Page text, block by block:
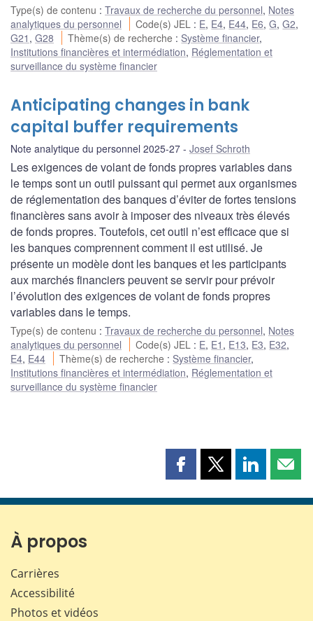
Type(s) de contenu : Travaux de recherche du personnel, Notes
analytiques du personnel
Code(s) JEL : E, E4, E44, E6,G,G2,
G21 , G28 Thème(s) de recherche : Système financier,
Institutions financières et intermédiation, Réglementation et
surveillance du système financier
Anticipating changes in bank
capital buffer requirements
Note analytique du personnel 2025-27 Josef Schroth
Les exigences de volant de fonds propres variables dans
le temps sont un outil puissant qui permet aux organismes
de réglementation des banques d’éviter de fortes tensions
financières sans avoir à imposer des niveaux très élevés
de fonds propres. Toutefois, cet outil n’est efficace que si
les banques comprennent comment il est utilisé. Je
présente un modèle dont les banques et les participants
aux marchés financiers peuvent se servir pour prévoir
l’évolution des exigences de volant de fonds propres
variables dans le temps.
Type(s) de contenu : Travaux de recherche du personnel, Notes
analytiques du personnel
Code(s) JEL : E, E1 , E13, E3, E32,
E4, E44 Thème(s) de recherche : Système financier,
Institutions financières et intermédiation, Réglementation et
surveillance du système financier
Partager
page
Partager
page
Partager
page page
À propos
Carrières
Accessibilité
Photos et vidéos